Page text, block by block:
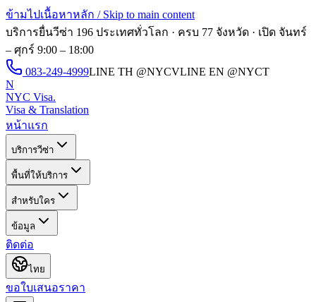
ข้ามไปเนื้อหาหลัก / Skip to main content
บริการยื่นวีซ่า 196 ประเทศทั่วโลก · ครบ 77 จังหวัด · เปิด จันทร์
– ศุกร์ 9:00 – 18:00
083-249-4999LINE TH @NYCVLINE EN @NYCT
N
NYC Visa.
Visa & Translation
หน้าแรก
บริการวีซ่า
พื้นที่ให้บริการ
สำหรับใคร
ข้อมูล
ติดต่อ
ไทย
ขอใบเสนอราคา